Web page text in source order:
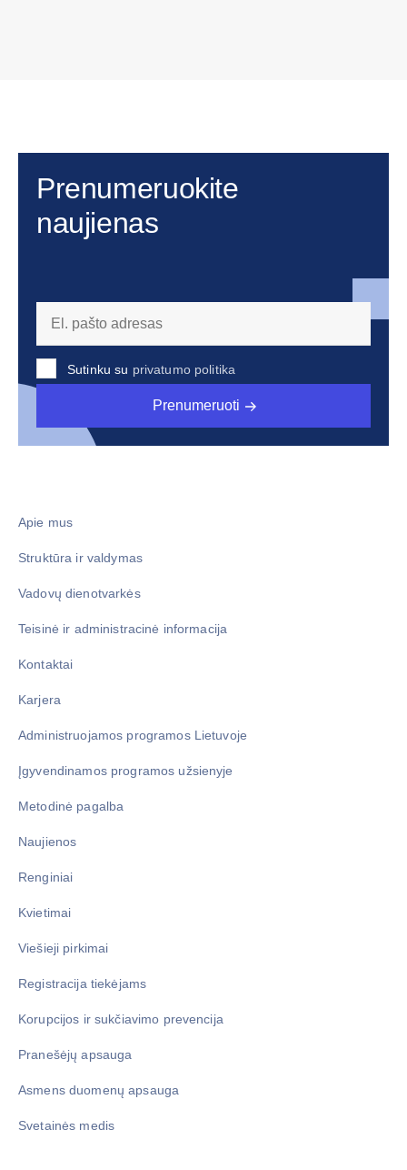
Prenumeruokite
naujienas
Sutinku su privatumo politika
Prenumeruoti
Apie mus
Struktūra ir valdymas
Vadovų dienotvarkės
Teisinė ir administracinė informacija
Kontaktai
Karjera
Administruojamos programos Lietuvoje
Įgyvendinamos programos užsienyje
Metodinė pagalba
Naujienos
Renginiai
Kvietimai
Viešieji pirkimai
Registracija tiekėjams
Korupcijos ir sukčiavimo prevencija
Pranešėjų apsauga
Asmens duomenų apsauga
Svetainės medis